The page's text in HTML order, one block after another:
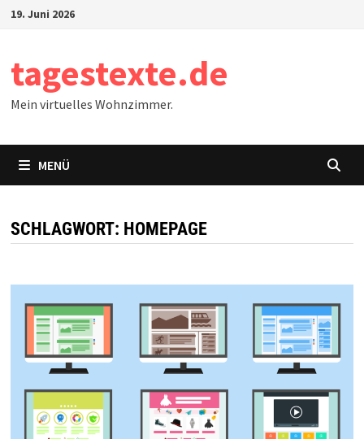
Zum19. Juni 2026
tagestexte.de
Mein virtuelles Wohnzimmer.
MENÜ
SCHLAGWORT: HOMEPAGE